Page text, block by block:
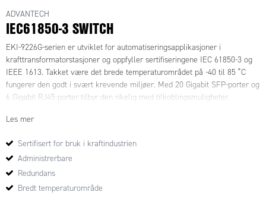
ADVANTECH
IEC61850-3 SWITCH
EKI-9226G-serien er utviklet for automatiseringsapplikasjoner i
krafttransformatorstasjoner og oppfyller sertifiseringene IEC 61850-3 og
IEEE 1613. Takket være det brede temperaturområdet på -40 til 85 ˚C
fungerer den godt i svært krevende miljøer. Med 20 Gigabit SFP-porter og
6 Gigabit RJ45-porter tilbyr den rikelig med tilkoblingsmuligheter.
Les mer
Sertifisert for bruk i kraftindustrien
Administrerbare
Redundans
Bredt temperaturområde